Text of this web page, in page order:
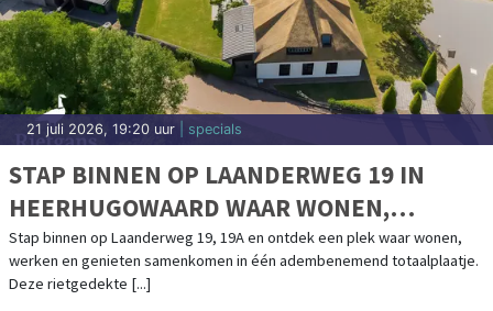
21 juli 2026, 19:20 uur | specials
STAP BINNEN OP LAANDERWEG 19 IN
HEERHUGOWAARD WAAR WONEN,
WERKEN EN GENIETEN SAMENKOMEN
Stap binnen op Laanderweg 19, 19A en ontdek een plek waar wonen,
werken en genieten samenkomen in één adembenemend totaalplaatje.
Deze rietgedekte [...]